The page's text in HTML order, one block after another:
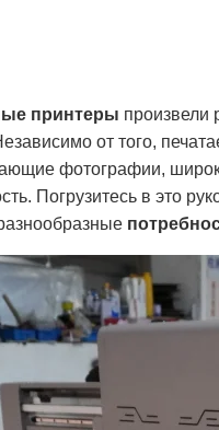
принтеры произвели
от того,
фотографии,
Погрузитесь в это